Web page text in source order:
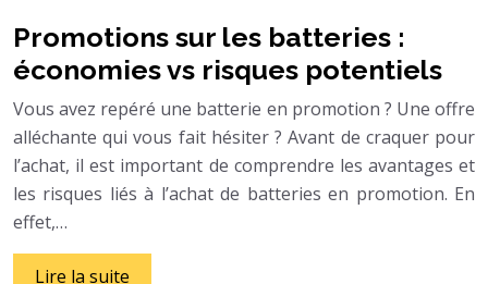
Promotions sur les batteries :
économies vs risques potentiels
Vous avez repéré une batterie en promotion ? Une offre
alléchante qui vous fait hésiter ? Avant de craquer pour
l’achat, il est important de comprendre les avantages et
les risques liés à l’achat de batteries en promotion. En
effet,…
Lire la suite